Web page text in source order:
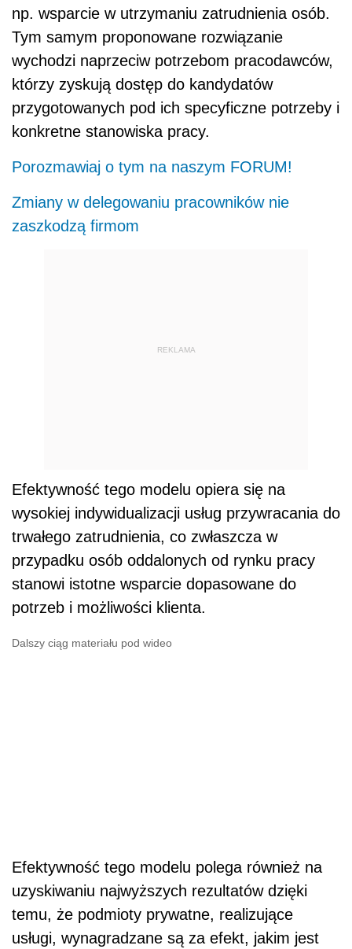
np. wsparcie w utrzymaniu zatrudnienia osób.
Tym samym proponowane rozwiązanie
wychodzi naprzeciw potrzebom pracodawców,
którzy zyskują dostęp do kandydatów
przygotowanych pod ich specyficzne potrzeby i
konkretne stanowiska pracy.
Porozmawiaj o tym na naszym FORUM!
Zmiany w delegowaniu pracowników nie
zaszkodzą firmom
REKLAMA
Efektywność tego modelu opiera się na
wysokiej indywidualizacji usług przywracania do
trwałego zatrudnienia, co zwłaszcza w
przypadku osób oddalonych od rynku pracy
stanowi istotne wsparcie dopasowane do
potrzeb i możliwości klienta.
Dalszy ciąg materiału pod wideo
Efektywność tego modelu polega również na
uzyskiwaniu najwyższych rezultatów dzięki
temu, że podmioty prywatne, realizujące
usługi, wynagradzane są za efekt, jakim jest